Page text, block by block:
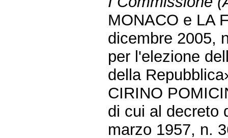
MONACO e LA
dicembre 2005,
per l'elezione
della
CIRINO
di cui al decreto
marzo 1957, n.